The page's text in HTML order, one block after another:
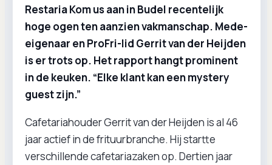
Restaria Kom us aan in Budel recentelijk
hoge ogen ten aanzien vakmanschap. Mede-
eigenaar en ProFri-lid Gerrit van der Heijden
is er trots op. Het rapport hangt prominent
in de keuken. “Elke klant kan een mystery
guest zijn.”
Cafetariahouder Gerrit van der Heijden is al 46
jaar actief in de frituurbranche. Hij startte
verschillende cafetariazaken op. Dertien jaar